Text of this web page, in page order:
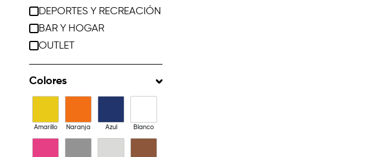
DEPORTES Y RECREACIÓN
BAR Y HOGAR
OUTLET
Colores
Amarillo Naranja Azul Blanco